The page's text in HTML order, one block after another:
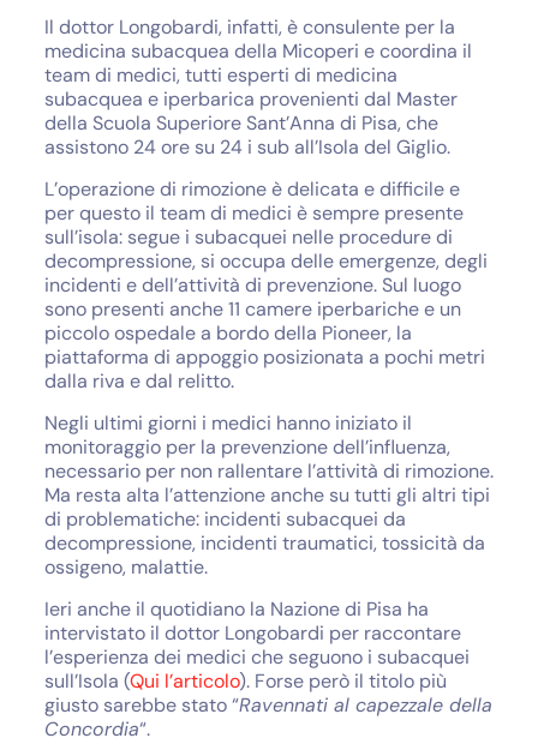
Il dottor Longobardi, infatti, è consulente per la
medicina subacquea della Micoperi e coordina il
team di medici, tutti esperti di medicina
subacquea e iperbarica provenienti dal Master
della Scuola Superiore Sant’Anna di Pisa, che
assistono 24 ore su 24 i sub all’Isola del Giglio.
L’operazione di rimozione è delicata e difficile e
per questo il team di medici è sempre presente
sull’isola: segue i subacquei nelle procedure di
decompressione, si occupa delle emergenze, degli
incidenti e dell’attività di prevenzione.Sul luogo
sono presenti anche 11 camere iperbariche e un
piccolo ospedale a bordo della Pioneer, la
piattaforma di appoggio posizionata a pochi metri
dalla riva e dal relitto.
Negli ultimi giorni i medici hanno iniziato il
monitoraggio per la prevenzione dell’influenza,
necessario per non rallentare l’attività di rimozione.
Ma resta alta l’attenzione anche su tutti gli altri tipi
di problematiche: incidenti subacquei da
decompressione, incidenti traumatici, tossicità da
ossigeno, malattie.
Ieri anche il quotidiano la Nazione di Pisa ha
intervistato il dottor Longobardi per raccontare
l’esperienza dei medici che seguono i subacquei
sull’Isola (Qui l’articolo). Forse però il titolo più
giusto sarebbe stato “Ravennati al capezzale della
Concordia“.